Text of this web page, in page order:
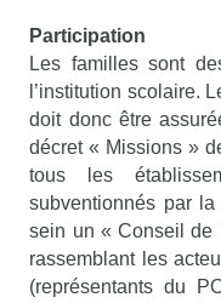
Participation
Les familles sont
l’institution scolaire.
doit donc être
décret « Missions »
tous les
subventionnés par la
sein un « Conseil de
rassemblant les
(représentants du